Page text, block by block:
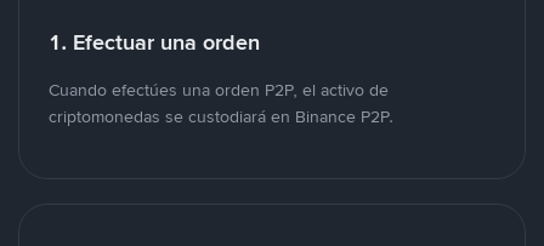
1. Efectuar una orden
Cuando efectúes una orden P2P, el activo de
criptomonedas se custodiará en Binance P2P.